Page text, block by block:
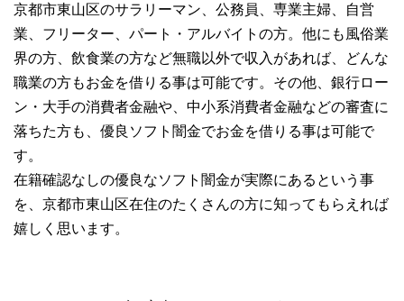
京都市東山区のサラリーマン、公務員、専業主婦、自営
業、フリーター、パート・アルバイトの方。他にも風俗業
界の方、飲食業の方など無職以外で収入があれば、どんな
職業の方もお金を借りる事は可能です。その他、銀行ロー
ン・大手の消費者金融や、中小系消費者金融などの審査に
落ちた方も、優良ソフト闇金でお金を借りる事は可能で
す。
在籍確認なしの優良なソフト闇金が実際にあるという事
を、京都市東山区在住のたくさんの方に知ってもらえれば
嬉しく思います。